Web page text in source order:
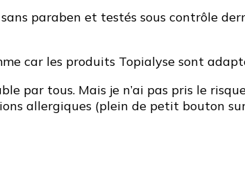
paraben et testés sous contrôle
car les produits Topialyse sont
par tous. Mais je n’ai pas pris le
allergiques (plein de petit bouton